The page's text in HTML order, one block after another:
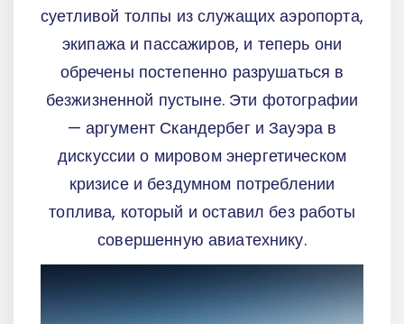
суетливой толпы из служащих аэропорта,
экипажа и пассажиров, и теперь они
обречены постепенно разрушаться в
безжизненной пустыне. Эти фотографии
— аргумент Скандербег и Зауэра в
дискуссии о мировом энергетическом
кризисе и бездумном потреблении
топлива, который и оставил без работы
совершенную авиатехнику.